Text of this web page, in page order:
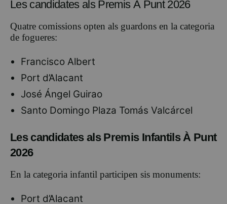
Les candidates als Premis À Punt 2026
Quatre comissions opten als guardons en la categoria
de fogueres:
Francisco Albert
Port d’Alacant
José Ángel Guirao
Santo Domingo Plaza Tomás Valcárcel
Les candidates als Premis Infantils À Punt
2026
En la categoria infantil participen sis monuments:
Port d’Alacant